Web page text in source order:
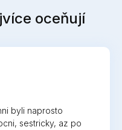
oceňují
byli naprosto
sestricky, az po